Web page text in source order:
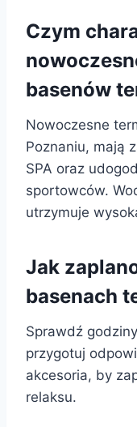
Czym
basenów
Nowoczesne
Poznaniu, mają
SPA oraz
sportowców.
utrzymuje
Jak
basenach
Sprawdź
przygotuj
akcesoria, by
relaksu.